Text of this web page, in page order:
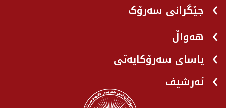
جێگرانی سه‌رۆک
هه‌واڵ
یاسای سەرۆکایەتی
ئەرشیف